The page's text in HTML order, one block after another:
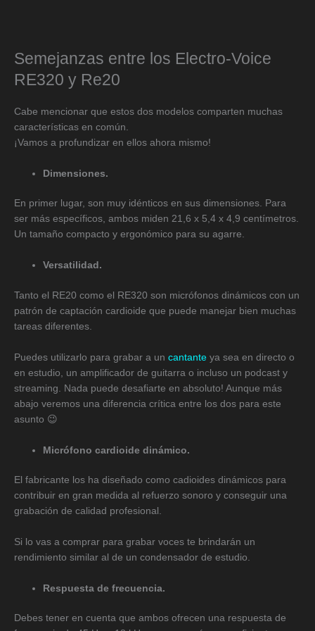
Semejanzas entre los Electro-Voice
RE320 y Re20
Cabe mencionar que estos dos modelos comparten muchas
características en común.
¡Vamos a profundizar en ellos ahora mismo!
Dimensiones.
En primer lugar, son muy idénticos en sus dimensiones. Para
ser más específicos, ambos miden 21,6 x 5,4 x 4,9 centímetros.
Un tamaño compacto y ergonómico para su agarre.
Versatilidad.
Tanto el RE20 como el RE320 son micrófonos dinámicos con un
patrón de captación cardioide que puede manejar bien muchas
tareas diferentes.
Puedes utilizarlo para grabar a un cantante ya sea en directo o
en estudio, un amplificador de guitarra o incluso un podcast y
streaming. Nada puede desafiarte en absoluto! Aunque más
abajo veremos una diferencia crítica entre los dos para este
asunto 😉
Micrófono cardioide dinámico.
El fabricante los ha diseñado como cadioides dinámicos para
contribuir en gran medida al refuerzo sonoro y conseguir una
grabación de calidad profesional.
Si lo vas a comprar para grabar voces te brindarán un
rendimiento similar al de un condensador de estudio.
Respuesta de frecuencia.
Debes tener en cuenta que ambos ofrecen una respuesta de